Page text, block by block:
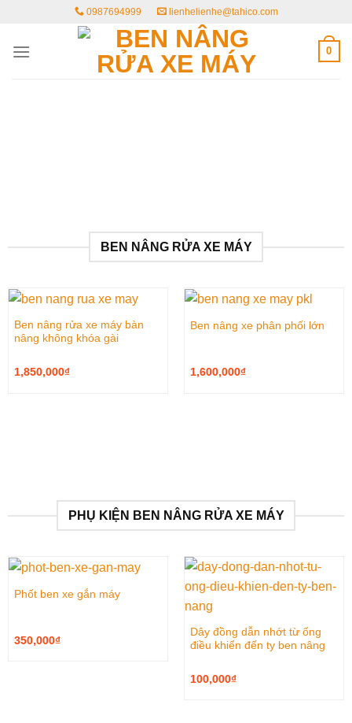
content
0987694999 lienhelienhe@tahico.com
0
BEN NÂNG RỬA XE MÁY
Ben nâng rửa xe máy bàn
nâng không khóa gài
1,850,000₫
Ben nâng xe phân phối lớn
1,600,000₫
PHỤ KIỆN BEN NÂNG RỬA XE MÁY
Phốt ben xe gắn máy
350,000₫
Dây đồng dẫn nhớt từ ống
điều khiển đến ty ben nâng
100,000₫